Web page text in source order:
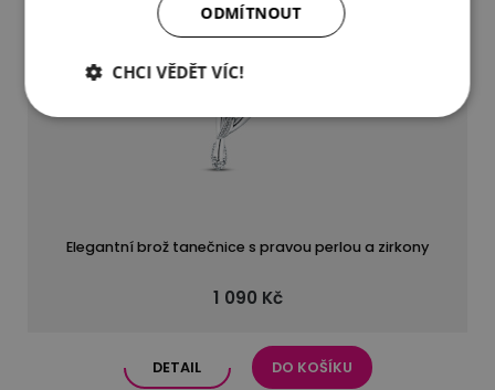
Elegantní brož tanečnice s pravou perlou a zirkony
1 090 Kč
DETAIL DO KOŠÍKU
ODMÍTNOUT
CHCI VĚDĚT VÍC!